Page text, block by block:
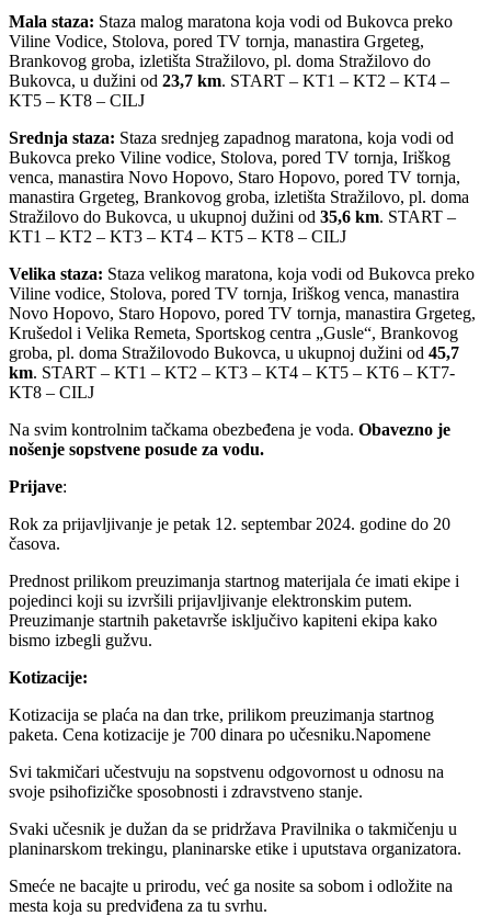
Mala staza: Staza malog maratona koja vodi od Bukovca preko
Viline Vodice, Stolova, pored TV tornja, manastira Grgeteg,
Brankovog groba, izletišta Stražilovo, pl. doma Stražilovo do
Bukovca, u dužini od 23,7 km. START – KT1 – KT2 – KT4 –
KT5 – KT8 – CILJ
Srednja staza: Staza srednjeg zapadnog maratona, koja vodi od
Bukovca preko Viline vodice, Stolova, pored TV tornja, Iriškog
venca, manastira Novo Hopovo, Staro Hopovo, pored TV tornja,
manastira Grgeteg, Brankovog groba, izletišta Stražilovo, pl. doma
Stražilovo do Bukovca, u ukupnoj dužini od 35,6 km. START –
KT1 – KT2 – KT3 – KT4 – KT5 – KT8 – CILJ
Velika staza: Staza velikog maratona, koja vodi od Bukovca preko
Viline vodice, Stolova, pored TV tornja, Iriškog venca, manastira
Novo Hopovo, Staro Hopovo, pored TV tornja, manastira Grgeteg,
Krušedol i Velika Remeta, Sportskog centra „Gusle“, Brankovog
groba, pl. doma Stražilovodo Bukovca, u ukupnoj dužini od 45,7
km. START – KT1 – KT2 – KT3 – KT4 – KT5 – KT6 – KT7-
KT8 – CILJ
Na svim kontrolnim tačkama obezbeđena je voda. Obavezno je
nošenje sopstvene posude za vodu.
Prijave:
Rok za prijavljivanje je petak 12. septembar 2024. godine do 20
časova.
Prednost prilikom preuzimanja startnog materijala će imati ekipe i
pojedinci koji su izvršili prijavljivanje elektronskim putem.
Preuzimanje startnih paketavrše isključivo kapiteni ekipa kako
bismo izbegli gužvu.
Kotizacije:
Kotizacija se plaća na dan trke, prilikom preuzimanja startnog
paketa. Cena kotizacije je 700 dinara po učesniku.Napomene
Svi takmičari učestvuju na sopstvenu odgovornost u odnosu na
svoje psihofizičke sposobnosti i zdravstveno stanje.
Svaki učesnik je dužan da se pridržava Pravilnika o takmičenju u
planinarskom trekingu, planinarske etike i uputstava organizatora.
Smeće ne bacajte u prirodu, već ga nosite sa sobom i odložite na
mesta koja su predviđena za tu svrhu.